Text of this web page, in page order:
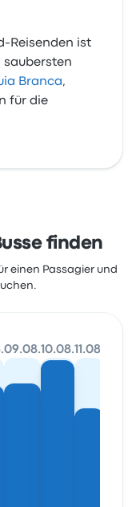
Reisenden ist
saubersten
Branca,
für die
finden
einen Passagier und
09.08.10.08.11.08.